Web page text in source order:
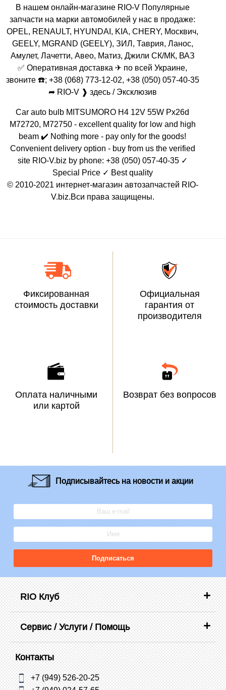
В нашем онлайн-магазине RIO-V Популярные
запчасти на марки автомобилей у нас в продаже:
OPEL, RENAULT, HYUNDAI, KIA, CHERY, Москвич,
GEELY, MGRAND (GEELY), ЗИЛ, Таврия, Ланос,
Амулет, Лачетти, Авео, Матиз, Джили СК/МК, ВАЗ
✅ Оперативная доставка ✈ по всей Украине,
звоните ☎️; +38 (068) 773-12-02, +38 (050) 057-40-35
➦ RIO-V ❱ здесь / Эксклюзив
Car auto bulb MITSUMORO Н4 12V 55W Px26d
M72720, M72750 - excellent quality for low and high
beam ✔️ Nothing more - pay only for the goods!
Convenient delivery option - buy from us the verified
site RIO-V.biz by phone: +38 (050) 057-40-35 ✓
Special Price ✓ Best quality
© 2010-2021 интернет-магазин автозапчастей RIO-
V.biz.Вси права защищены.
Фиксированная
стоимость доставки
Официальная
гарантия от
производителя
Оплата наличными
или картой
Возврат без вопросов
Подписывайтесьна новости и акции
Подписаться
RIO Клуб
Сервис / Услуги / Помощь
Контакты
+7 (949) 526-20-25